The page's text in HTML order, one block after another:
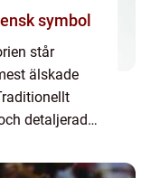
symbol
står
älskade
detaljerad